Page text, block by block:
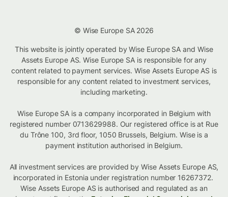
© Wise Europe SA 2026
This website is jointly operated by Wise Europe SA and Wise
Assets Europe AS. Wise Europe SA is responsible for any
content related to payment services. Wise Assets Europe AS is
responsible for any content related to investment services,
including marketing.
Wise Europe SA is a company incorporated in Belgium with
registered number 0713629988. Our registered office is at Rue
du Trône 100, 3rd floor, 1050 Brussels, Belgium. Wise is a
payment institution authorised in Belgium.
All investment services are provided by Wise Assets Europe AS,
incorporated in Estonia under registration number 16267372.
Wise Assets Europe AS is authorised and regulated as an